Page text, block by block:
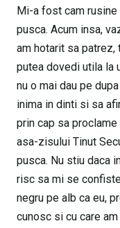
Mi-a fost cam
pusca. Acum insa,
am hotarit sa
putea dovedi utila la
nu o mai dau pe
inima in dinti si sa
prin cap sa
asa-zisului Tinut
pusca. Nu stiu daca
risc sa mi se
negru pe alb ca eu,
cunosc si cu care